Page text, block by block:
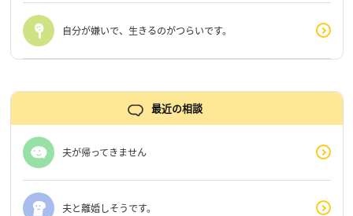
自分が嫌いで、生きるのがつらいです。
最近の相談
夫が帰ってきません
夫と離婚しそうです。